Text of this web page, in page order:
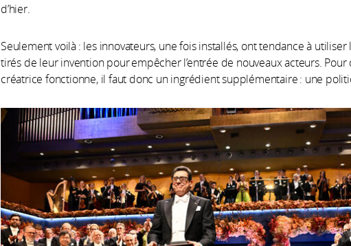
d’hier.
Seulement voilà : les innovateurs, une fois installés, ont tendance à utiliser
tirés de leur invention pour empêcher l’entrée de nouveaux acteurs.
créatrice fonctionne, il faut donc un ingrédient supplémentaire : une